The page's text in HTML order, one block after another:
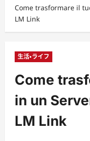
ニ
ュ
ー
Come trasformare il
LM Link
生活・ライフ
Come
in un
LM Link